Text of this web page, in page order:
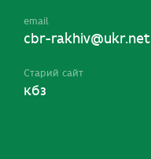
email
cbr-rakhiv@ukr.net
Старий сайт
кбз